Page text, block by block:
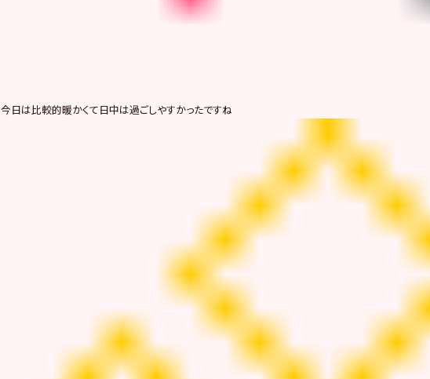
今日は比較的暖かくて日中は過ごしやすかったですね